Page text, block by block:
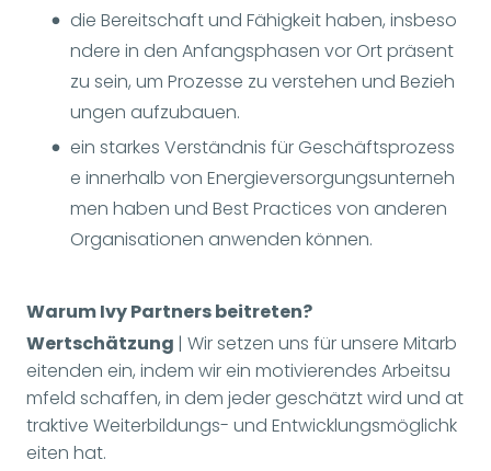
die Bereitschaft und Fähigkeit haben, insbeso
ndere in den Anfangsphasen vor Ort präsent
zu sein, um Prozesse zu verstehen und Bezieh
ungen aufzubauen.
ein starkes Verständnis für Geschäftsprozess
e innerhalb von Energieversorgungsunterneh
men haben und Best Practices von anderen
Organisationen anwenden können.
Warum Ivy Partners beitreten?
Wertschätzung | Wir setzen uns für unsere Mitarb
eitenden ein, indem wir ein motivierendes Arbeitsu
mfeld schaffen, in dem jeder geschätzt wird und at
traktive Weiterbildungs- und Entwicklungsmöglichk
eiten hat.